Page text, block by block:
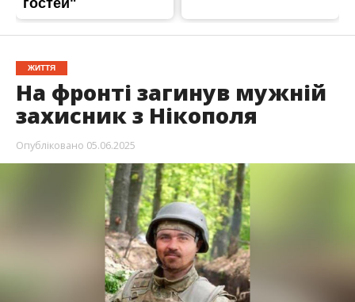
Захищаючи Україну загинув Дмитро
Григорович Есаулов. Він жив у Нікополі. Дмитру
було 46 років.
Сумну звістку повідомили на сторінці
Нікопольської міськради, передаєІнформатор